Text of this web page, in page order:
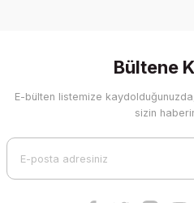
Görüş ve önerileriniz için
Ürün resmi kalitesiz, bozuk
Bültene
E-bülten listemize
sizin